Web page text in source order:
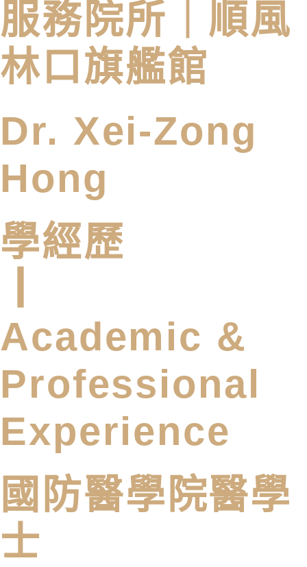
服務院所｜ 順風
林口旗艦館
Dr. Xei-Zong
Hong
學經歷
Academic &
Professional
Experience
國防醫學院醫學
士